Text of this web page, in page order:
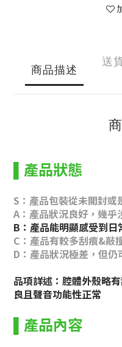
商品描述
送
產品狀態
S： 產品包裝從未開封或
A：產品狀況良好，幾乎
B： 產品能明顯感受到日
C：產品有較多刮痕&敲
D：產品狀況極差，但
品項詳述：腔體外殼略
良且聲音功能性正常
產品內容